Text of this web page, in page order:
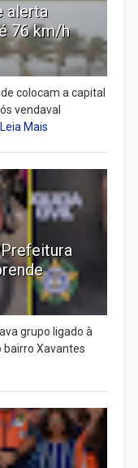
alerta
76 km/h
colocam a capital
vendaval
Leia Mais
grupo ligado à
bairro Xavantes